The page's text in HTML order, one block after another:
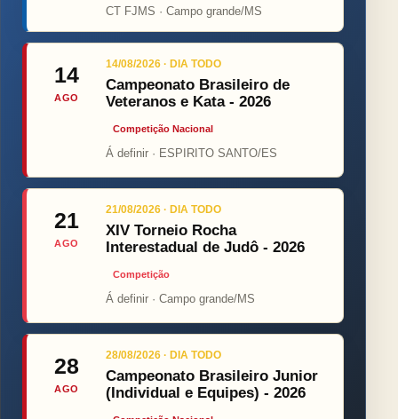
CT FJMS · Campo grande/MS
14
AGO
14/08/2026 · DIA TODO
Campeonato Brasileiro de
Veteranos e Kata - 2026
Competição Nacional
Á definir · ESPIRITO SANTO/ES
21
AGO
21/08/2026 · DIA TODO
XIV Torneio Rocha
Interestadual de Judô - 2026
Competição
Á definir · Campo grande/MS
28
AGO
28/08/2026 · DIA TODO
Campeonato Brasileiro Junior
(Individual e Equipes) - 2026